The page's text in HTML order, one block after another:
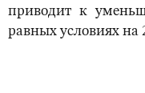
приводит к
равных условиях на